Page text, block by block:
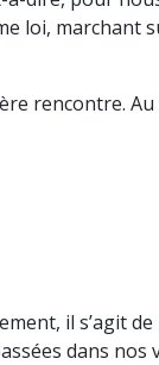
loi, marchant
rencontre.
il s’agit
dans nos